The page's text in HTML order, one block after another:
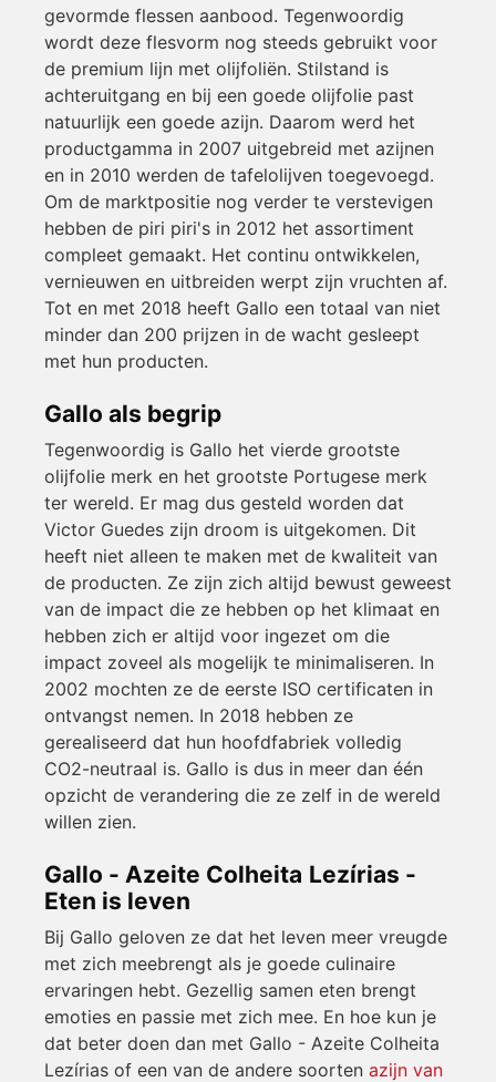
gevormde flessen aanbood. Tegenwoordig
wordt deze flesvorm nog steeds gebruikt voor
de premium lijn met olijfoliën. Stilstand is
achteruitgang en bij een goede olijfolie past
natuurlijk een goede azijn. Daarom werd het
productgamma in 2007 uitgebreid met azijnen
en in 2010 werden de tafelolijven toegevoegd.
Om de marktpositie nog verder te verstevigen
hebben de piri piri's in 2012 het assortiment
compleet gemaakt. Het continu ontwikkelen,
vernieuwen en uitbreiden werpt zijn vruchten af.
Tot en met 2018 heeft Gallo een totaal van niet
minder dan 200 prijzen in de wacht gesleept
met hun producten.
Gallo als begrip
Tegenwoordig is Gallo het vierde grootste
olijfolie merk en het grootste Portugese merk
ter wereld. Er mag dus gesteld worden dat
Victor Guedes zijn droom is uitgekomen. Dit
heeft niet alleen te maken met de kwaliteit van
de producten. Ze zijn zich altijd bewust geweest
van de impact die ze hebben op het klimaat en
hebben zich er altijd voor ingezet om die
impact zoveel als mogelijk te minimaliseren. In
2002 mochten ze de eerste ISO certificaten in
ontvangst nemen. In 2018 hebben ze
gerealiseerd dat hun hoofdfabriek volledig
CO2-neutraal is. Gallo is dus in meer dan één
opzicht de verandering die ze zelf in de wereld
willen zien.
Gallo - Azeite Colheita Lezírias -
Eten is leven
Bij Gallo geloven ze dat het leven meer vreugde
met zich meebrengt als je goede culinaire
ervaringen hebt. Gezellig samen eten brengt
emoties en passie met zich mee. En hoe kun je
dat beter doen dan met Gallo - Azeite Colheita
Lezírias of een van de andere soorten azijn van